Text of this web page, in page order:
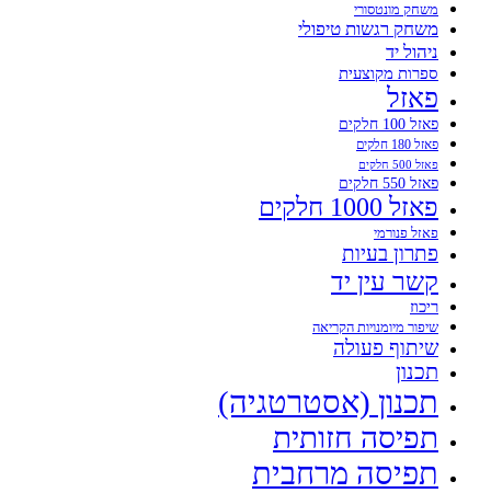
משחק מונטסורי
משחק רגשות טיפולי
ניהול יד
ספרות מקוצעית
פאזל
פאזל 100 חלקים
פאזל 180 חלקים
פאזל 500 חלקים
פאזל 550 חלקים
פאזל 1000 חלקים
פאזל פנורמי
פתרון בעיות
קשר עין יד
ריכוז
שיפור מיומנויות הקריאה
שיתוף פעולה
תכנון
תכנון (אסטרטגיה)
תפיסה חזותית
תפיסה מרחבית